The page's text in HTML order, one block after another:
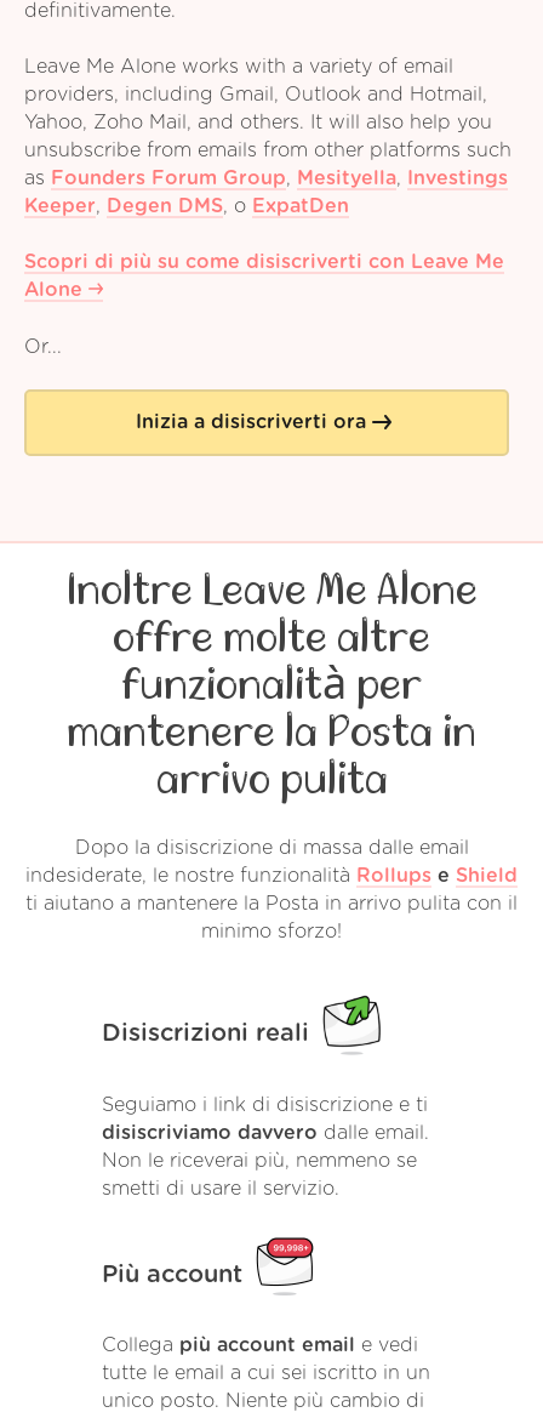
definitivamente.
Leave Me Alone works with a variety of email
providers, including Gmail, Outlook and Hotmail,
Yahoo, Zoho Mail, and others. It will also help you
unsubscribe from emails from other platforms such
as Founders Forum Group, Mesityella,
Investings
Keeper, Degen DMS, o ExpatDen
Scopri di più su come disiscriverti con Leave Me
Alone
Or...
Inizia a disiscriverti ora
Inoltre Leave Me Alone
offre molte altre
funzionalità per
mantenere la Posta in
arrivo pulita
Dopo la disiscrizione di massa dalle email
indesiderate, le nostre funzionalità Rollups e Shield
ti aiutano a mantenere la Posta in arrivo pulita con il
minimo sforzo!
Disiscrizioni reali
Seguiamo i link di disiscrizione e ti
disiscriviamo davvero dalle email.
Non le riceverai più, nemmeno se
smetti di usare il servizio.
Più account
Collega più account email e vedi
tutte le email a cui sei iscritto in un
unico posto. Niente più cambio di